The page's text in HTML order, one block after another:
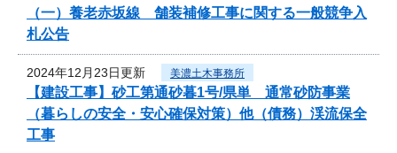
（一）養老赤坂線 舗装補修工事に関する一般競争入
札公告
2024年12月23日更新 美濃土木事務所
【建設工事】砂工第通砂暮1号/県単 通常砂防事業
（暮らしの安全・安心確保対策）他（債務）渓流保全
工事